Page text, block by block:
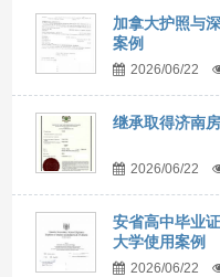
加拿大护照与
案例
2026/06/22
继承取得济南
2026/06/22
安省高中毕业
大学使用案例
2026/06/22